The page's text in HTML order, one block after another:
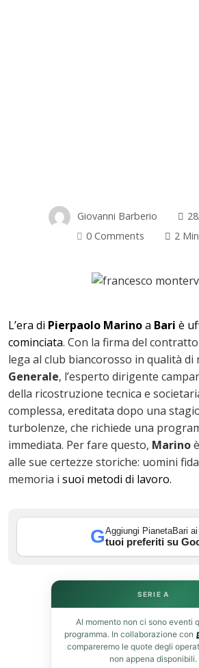
Giovanni Barberio
0 Comments
2
L’era di Pierpaolo Marinoa Bari è
cominciata. Con la firma del
lega al club biancorosso in qualità di
Generale, l’esperto dirigente
della ricostruzione tecnica e
complessa, ereditata dopo una
turbolenze, che richiede una
immediata. Per fare questo, Marino
alle sue certezze storiche: uomini
memoria i suoi metodi di lavoro.
GAggiungi PianetaBari ai
tuoi preferiti su
SERIE A
Al momento non ci sono eventi
programma. In collaborazione con
compareremo le quote degli
non appena disponibili.